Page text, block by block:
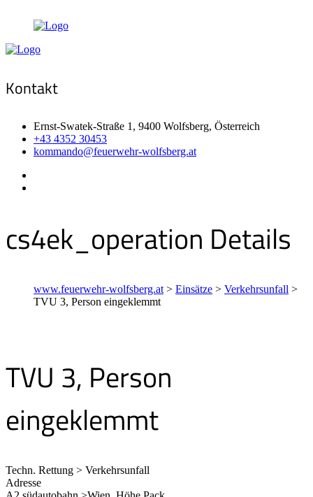
Kontakt
Ernst-Swatek-Straße 1, 9400 Wolfsberg, Österreich
+43 4352 30453
kommando@feuerwehr-wolfsberg.at
cs4ek_operation Details
www.feuerwehr-wolfsberg.at > Einsätze > Verkehrsunfall >
TVU 3, Person eingeklemmt
TVU 3, Person
eingeklemmt
Techn. Rettung > Verkehrsunfall
Adresse